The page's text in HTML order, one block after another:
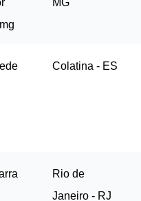
MG
Colatina - ES
Rio de
Janeiro - RJ